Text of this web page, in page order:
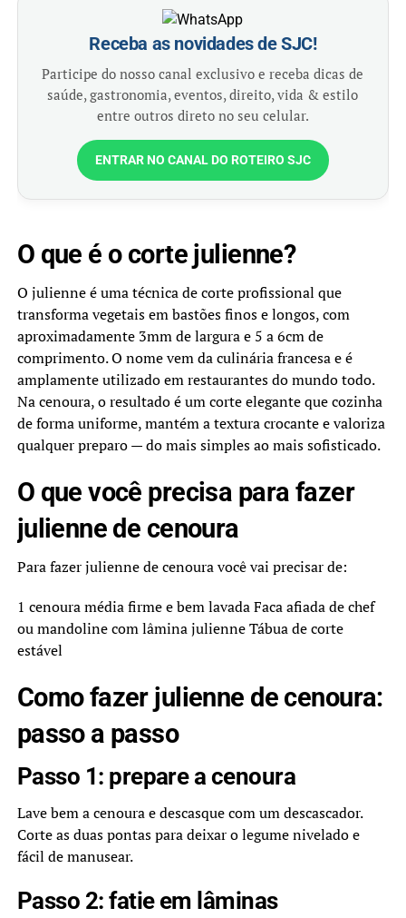
Receba as novidades de SJC!
Participe do nosso canal exclusivo e receba dicas de
saúde, gastronomia, eventos, direito, vida & estilo
entre outros direto no seu celular.
ENTRAR NO CANAL DO ROTEIRO SJC
O que é o corte julienne?
O julienne é uma técnica de corte profissional que
transforma vegetais em bastões finos e longos, com
aproximadamente 3mm de largura e 5 a 6cm de
comprimento. O nome vem da culinária francesa e é
amplamente utilizado em restaurantes do mundo todo.
Na cenoura, o resultado é um corte elegante que cozinha
de forma uniforme, mantém a textura crocante e valoriza
qualquer preparo — do mais simples ao mais sofisticado.
O que você precisa para fazer
julienne de cenoura
Para fazer julienne de cenoura você vai precisar de:
1 cenoura média firme e bem lavada Faca afiada de chef
ou mandoline com lâmina julienne Tábua de corte
estável
Como fazer julienne de cenoura:
passo a passo
Passo 1: prepare a cenoura
Lave bem a cenoura e descasque com um descascador.
Corte as duas pontas para deixar o legume nivelado e
fácil de manusear.
Passo 2: fatie em lâminas